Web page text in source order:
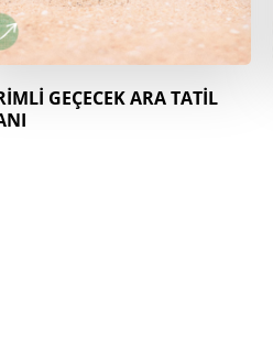
GEÇECEK ARA TATİL